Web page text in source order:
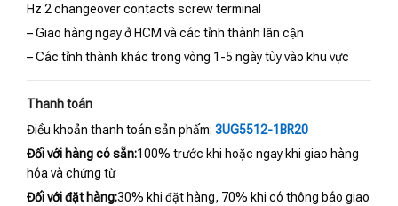
Hz 2 changeover contacts screw terminal
– Giao hàng ngay ở HCM và các tỉnh thành lân cận
– Các tỉnh thành khác trong vòng 1-5 ngày tùy vào khu vực
Thanh toán
Điều khoản thanh toán sản phẩm: 3UG5512-1BR20
Đối với hàng có sẵn:100% trước khi hoặc ngay khi giao hàng
hóa và chứng từ
Đối với đặt hàng:30% khi đặt hàng, 70% khi có thông báo giao